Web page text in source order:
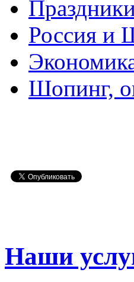
Россия и
Шопинг,
Наши